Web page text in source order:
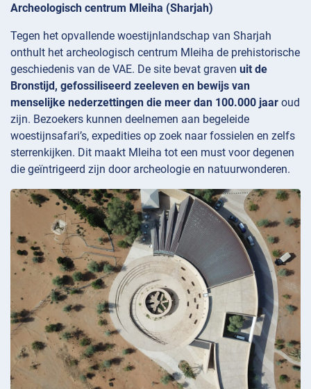
Archeologisch centrum Mleiha (Sharjah)
Tegen het opvallende woestijnlandschap van Sharjah
onthult het archeologisch centrum Mleiha de prehistorische
geschiedenis van de VAE. De site bevat graven uit de
Bronstijd, gefossiliseerd zeeleven en bewijs van
menselijke nederzettingen die meer dan 100.000 jaar oud
zijn. Bezoekers kunnen deelnemen aan begeleide
woestijnsafari’s, expedities op zoek naar fossielen en zelfs
sterrenkijken. Dit maakt Mleiha tot een must voor degenen
die geïntrigeerd zijn door archeologie en natuurwonderen.